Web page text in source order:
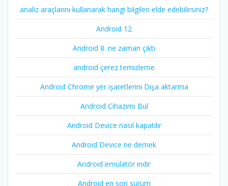
analiz araçlarını kullanarak hangi bilgileri elde edebilirsiniz?
Android 12
Android 8. ne zaman çıktı
android çerez temizleme
Android Chrome yer işaretlerini Dışa aktarma
Android Cihazımı Bul
Android Device nasıl kapatilir
Android Device ne demek
Android emülatör indir
Android en son sürüm